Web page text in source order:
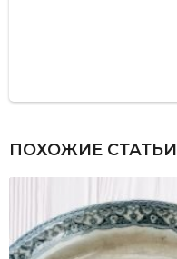
ПОХОЖИЕ СТАТЬИ